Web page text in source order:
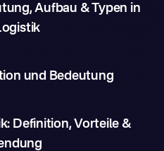
Aufbau & Typen in
und Bedeutung
Definition, Vorteile &